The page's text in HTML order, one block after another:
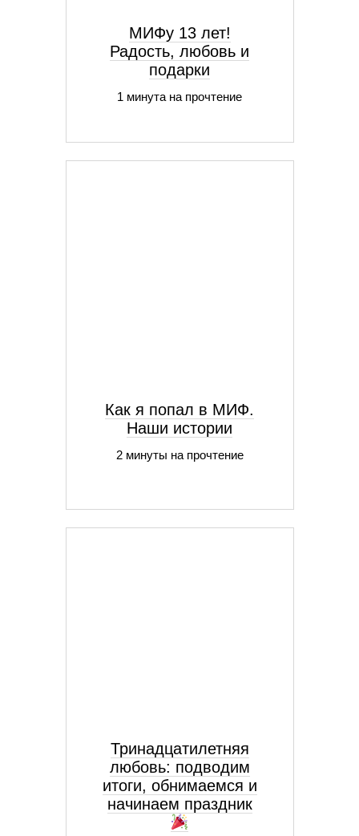
МИФу 13 лет!
Радость, любовь и
подарки
1 минута на прочтение
Как я попал в МИФ.
Наши истории
2 минуты на прочтение
Тринадцатилетняя
любовь: подводим
итоги, обнимаемся и
начинаем праздник